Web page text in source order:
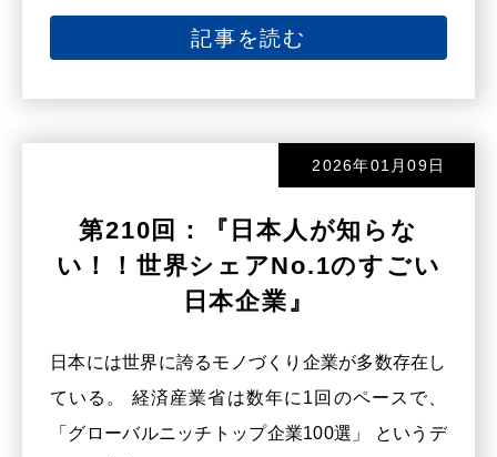
記事を読む
2026年01月09日
第210回：『日本人が知らな
い！！世界シェアNo.1のすごい
日本企業』
日本には世界に誇るモノづくり企業が多数存在し
ている。 経済産業省は数年に1回のペースで、
「グローバルニッチトップ企業100選」 というデ